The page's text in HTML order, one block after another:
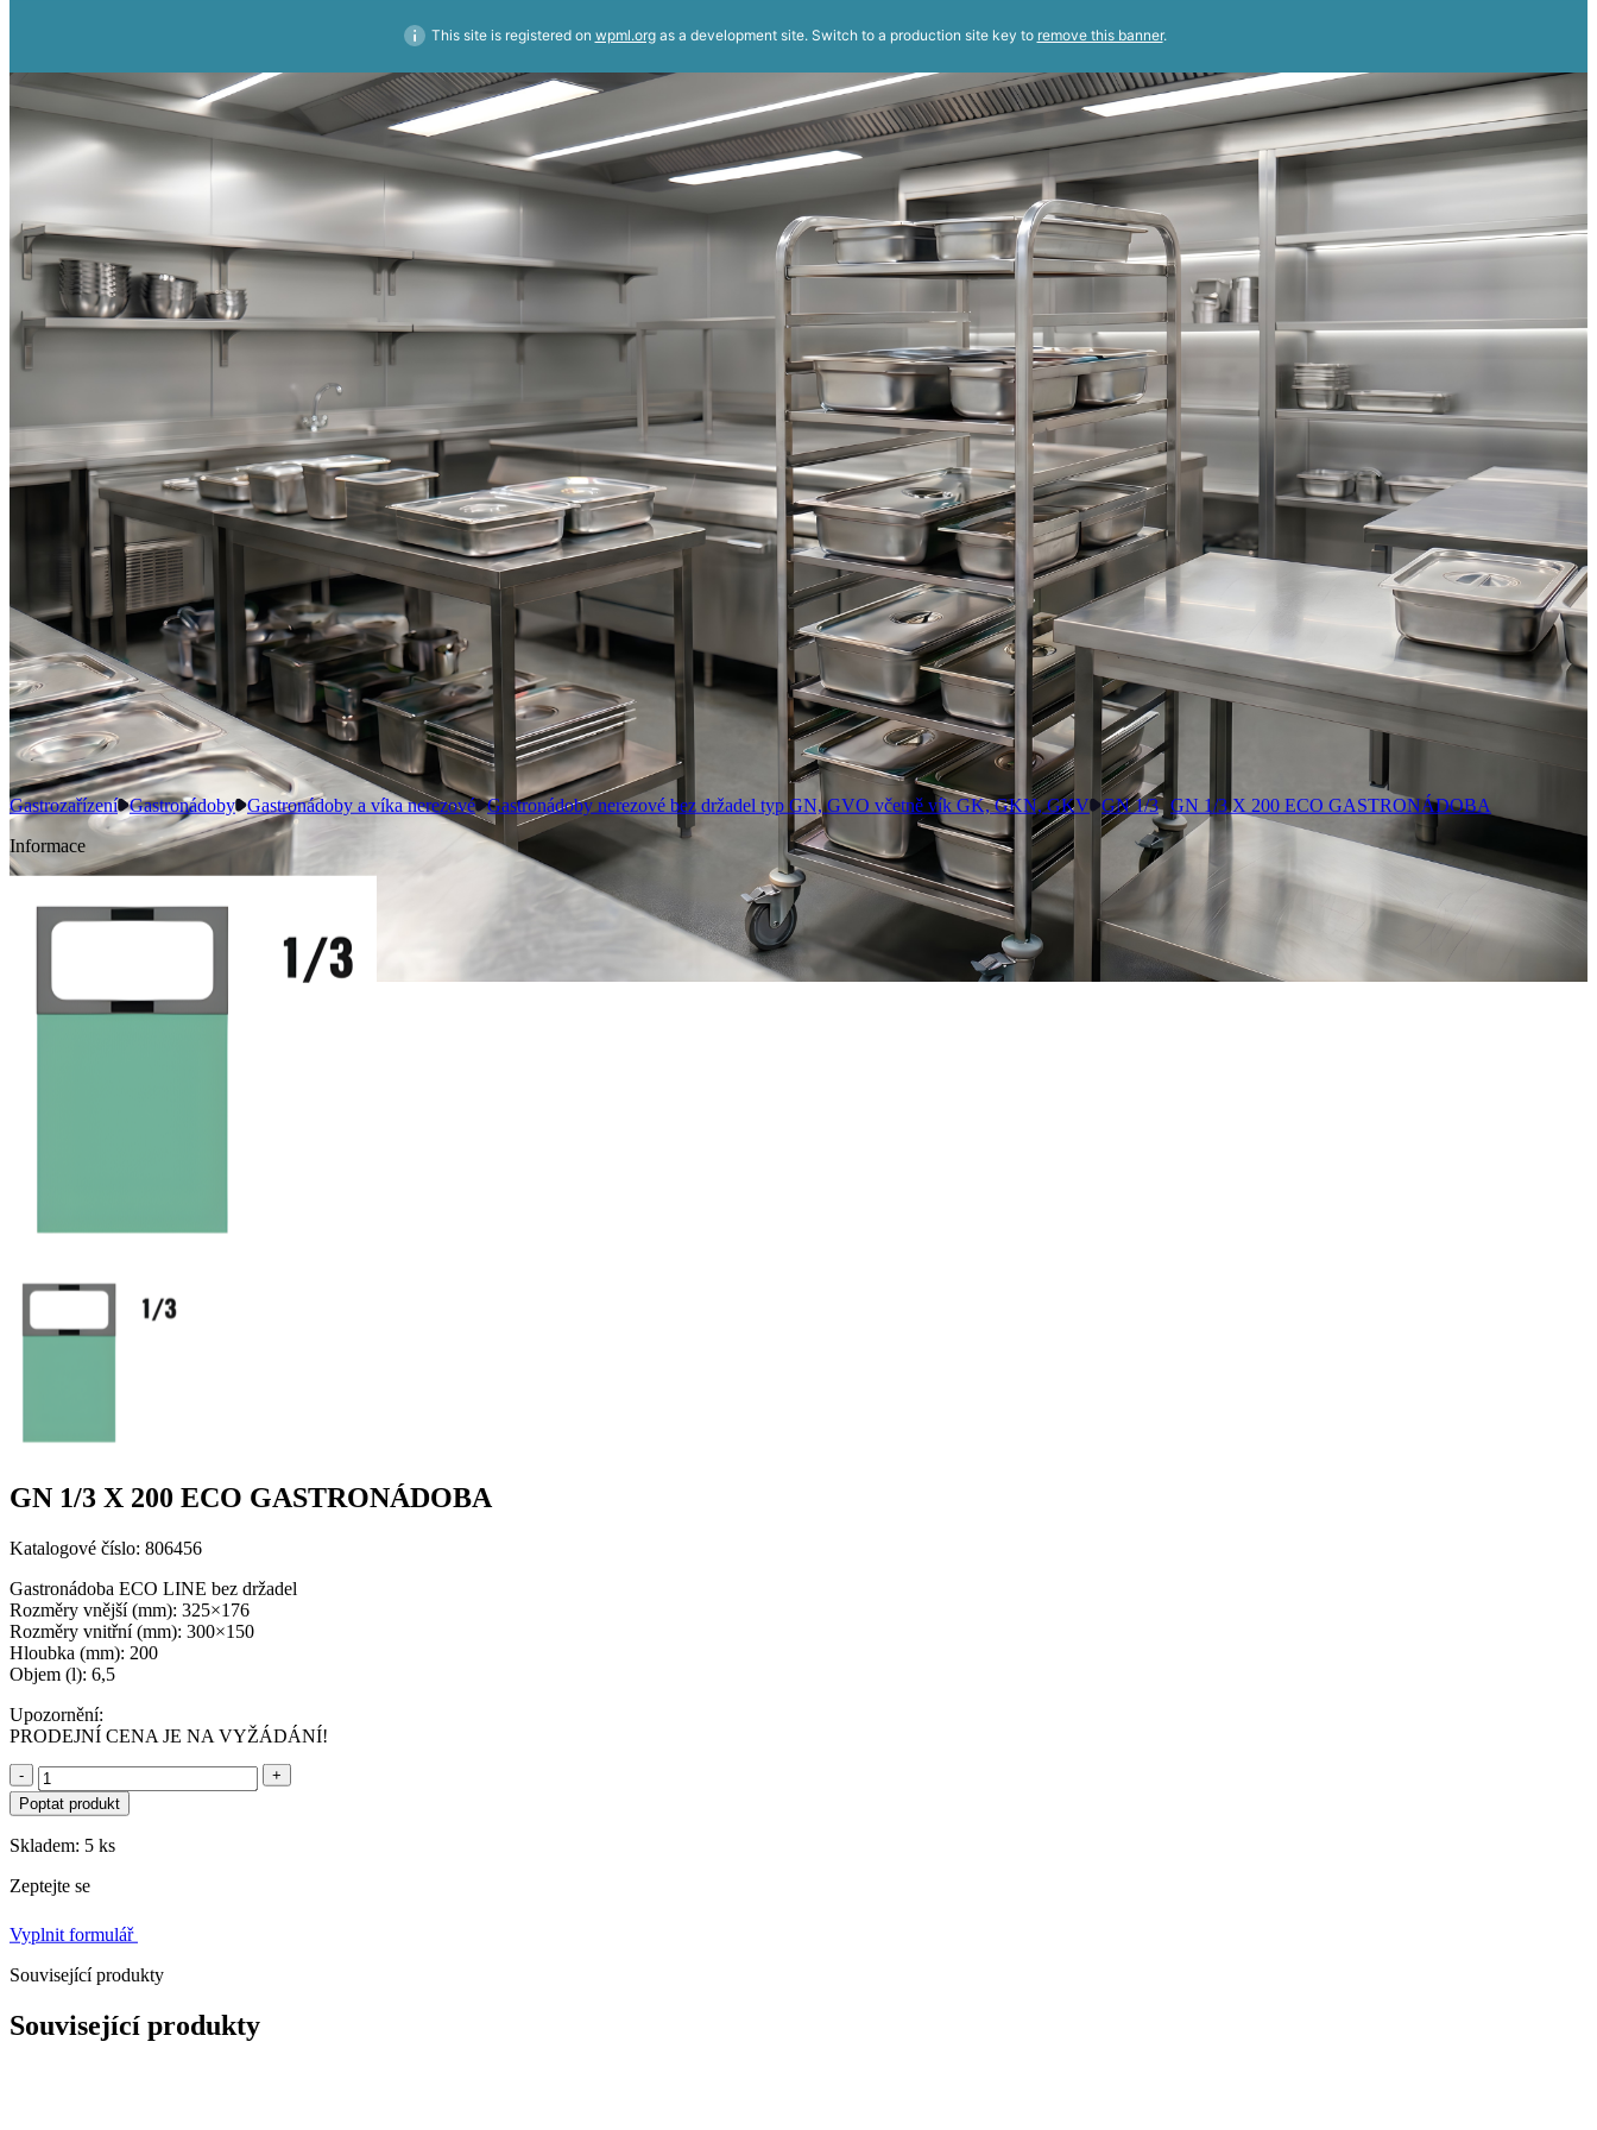
This site is registered on wpml.orgas a development site. Switch to a production site key to remove this banner.
Gastrozařízení Gastronádoby Gastronádoby a víka nerezové Gastronádoby nerezové bez držadel typ GN, GVO včetně vík GK, GKN, GKV GN 1/3 GN 1/3 X 200 ECO GASTRONÁDOBA
Informace
GN 1/3 X 200 ECO GASTRONÁDOBA
Katalogové číslo: 806456
Gastronádoba ECO LINE bez držadel
Rozměry vnější (mm): 325×176
Rozměry vnitřní (mm): 300×150
Hloubka (mm): 200
Objem (l): 6,5
Upozornění:
PRODEJNÍ CENA JE NA VYŽÁDÁNÍ!
-
+
Poptat produkt
Skladem: 5 ks
Zeptejte se
Vyplnit formulář
Související produkty
Související produkty